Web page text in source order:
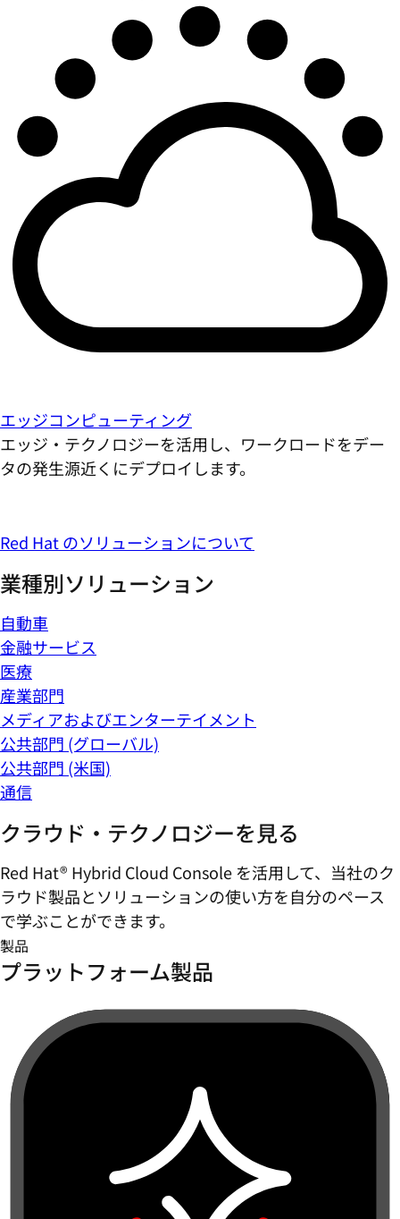
エッジコンピューティング
エッジ・テクノロジーを活用し、ワークロードをデー
タの発生源近くにデプロイします。
業種別ソリューション
自動車
産業部門
メディアおよびエンターテイメント
公共部門 (グローバル)
公共部門 (米国)
通信
クラウド・テクノロジーを見る
Red Hat® Hybrid Cloud Console を活用して、当社のク
ラウド製品とソリューションの使い方を自分のペース
で学ぶことができます。
製品
プラットフォーム製品